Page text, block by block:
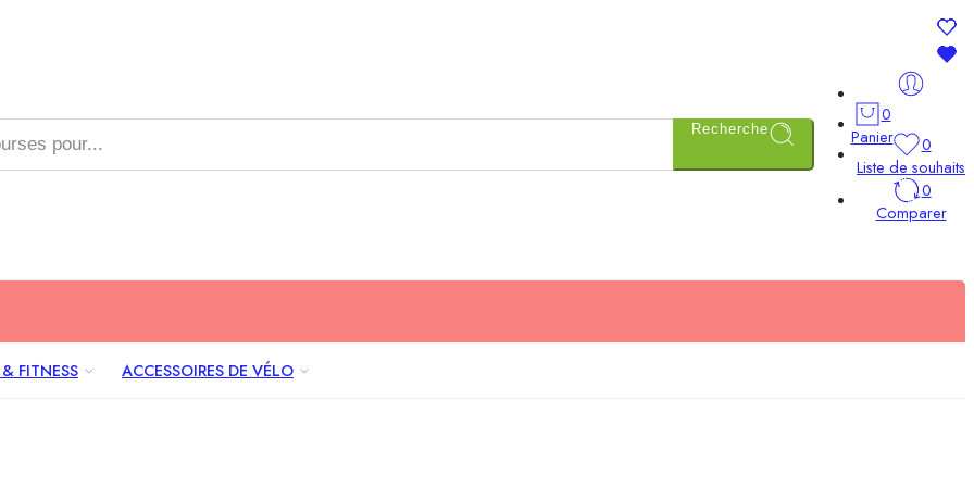
Recherche
0
Panier
0
Liste de souhaits
0
Comparer
FITNESS ACCESSOIRES DE VÉLO